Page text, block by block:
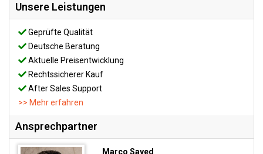
Unsere Leistungen
Geprüfte Qualität
Deutsche Beratung
Aktuelle Preisentwicklung
Rechtssicherer Kauf
After Sales Support
>> Mehr erfahren
Ansprechpartner
Marco Sayed